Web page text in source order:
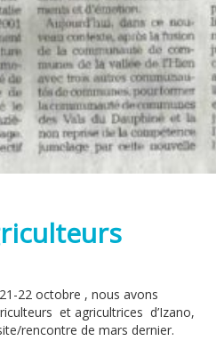
22 octobre , nous avons
et agricultrices d’Izano,
rencontre de mars dernier.